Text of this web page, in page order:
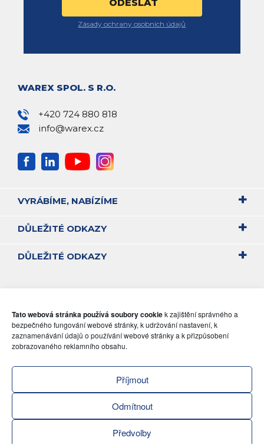
Tato webová stránka používá soubory cookiek zajištění správného a
bezpečného fungování webové stránky, k udržování nastavení, k
zaznamenávání údajů o používání webové stránky a k přizpůsobení
zobrazovaného reklamního obsahu.
Příjmout
Odmítnout
Předvolby
Zásady ochrany osobních údajů
WAREX SPOL. S R.O.
+420 724 880 818
info@warex.cz
VYRÁBÍME, NABÍZÍME
DŮLEŽITÉ ODKAZY
DŮLEŽITÉ ODKAZY